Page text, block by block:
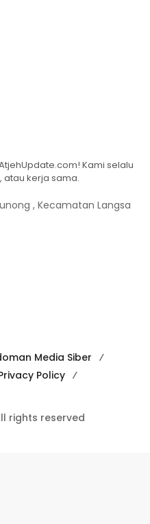
Kami selalu
atau kerja sama.
, Kecamatan Langsa
Media Siber
Policy
rights reserved